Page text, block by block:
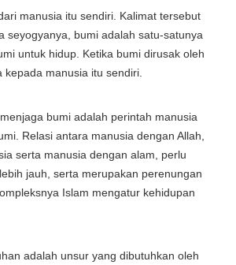
manusia itu sendiri. Kalimat tersebut
seyogyanya, bumi adalah satu-satunya
untuk hidup. Ketika bumi dirusak oleh
kepada manusia itu sendiri.
bumi adalah perintah manusia
Relasi antara manusia dengan Allah,
serta manusia dengan alam, perlu
jauh, serta merupakan perenungan
Islam mengatur kehidupan
adalah unsur yang dibutuhkan oleh